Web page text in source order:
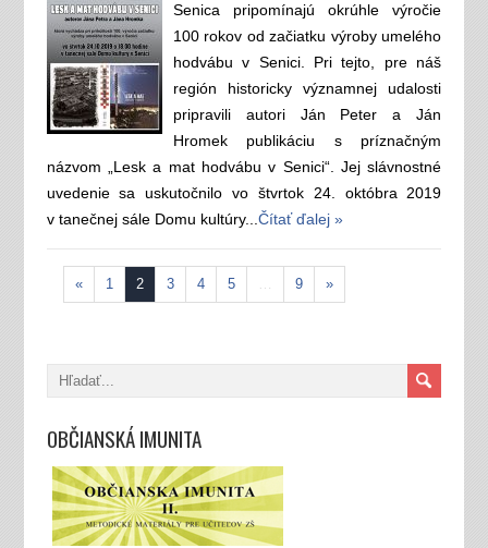
Senica pripomínajú okrúhle výročie
100 rokov od začiatku výroby umelého
hodvábu v Senici. Pri tejto, pre náš
región historicky významnej udalosti
pripravili autori Ján Peter a Ján
Hromek publikáciu s príznačným
názvom „Lesk a mat hodvábu v Senici“. Jej slávnostné
uvedenie sa uskutočnilo vo štvrtok 24. októbra 2019
v tanečnej sále Domu kultúry... Čítať ďalej »
« 1 2 3 4 5 … 9 »
OBČIANSKÁ IMUNITA